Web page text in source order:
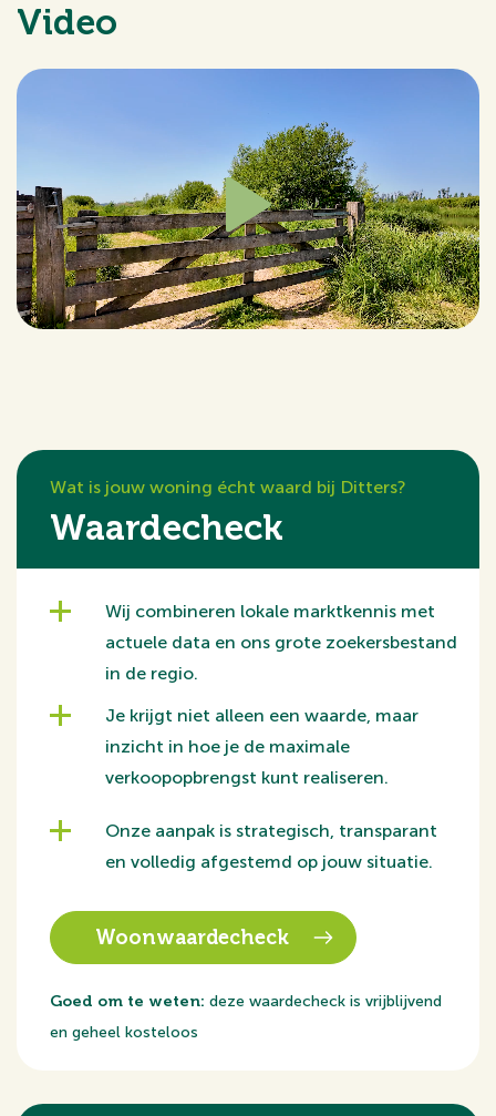
Ligging
De woning aan de Henk Blankestijnstraat 36 is gelegen
in een moderne en kindvriendelijke woonwijk in
Wageningen. De omgeving kenmerkt zich door veel
groen en een rustige opzet, met speelvoorzieningen en
wandelmogelijkheden in de directe nabijheid. Diverse
voorzieningen zoals supermarkten, scholen en
sportfaciliteiten bevinden zich op korte afstand van de
woning. Ook het centrum van Wageningen, met
ten opzichte van natuurgebieden zoals de
uiterwaarden van de Rijn en de Wageningse Berg.
- Energielabel A+++
- Instapklare woning
- Kindvriendelijke en groene buurt
- Vloerverwarming en vloerverkoeling in de gehele
Begane grond
Via de entree betreed je de woning en kom je in de
en een toiletruimte met fonteintje.
Vanuit de hal stap je direct de ruime en lichte
woonruimte van circa 33 m² binnen. De woonkamer is
tuingericht en voorzien van grote raampartijen en
Video
Wat is jouw woning écht waard bij Ditters?
Waardecheck
Wij combineren lokale marktkennis met
actuele data en ons grote zoekersbestand
in de regio.
Je krijgt niet alleen een waarde, maar
inzicht in hoe je de maximale
verkoopopbrengst kunt realiseren.
Onze aanpak is strategisch, transparant
en volledig afgestemd op jouw situatie.
Woonwaardecheck
Goed om te weten: deze waardecheck is vrijblijvend
en geheel kosteloos